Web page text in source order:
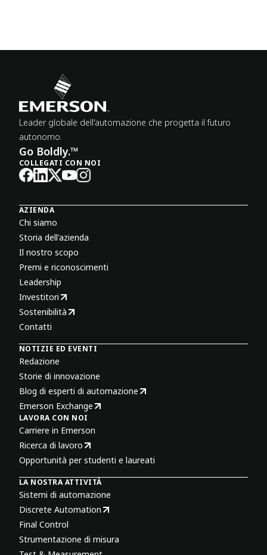
Leader globale dell'automazione che progetta il futuro
autonomo.
Go Boldly.™
COLLEGATI CON NOI
AZIENDA
Chi siamo
Storia dell'azienda
Il nostro scopo
Premi e riconoscimenti
Leadership
Investitori
Sostenibilità
Contatti
NOTIZIE ED EVENTI
Redazione
Storie di innovazione
Blog di esperti di automazione
Emerson Exchange
LAVORA CON NOI
Carriere in Emerson
Ricerca di lavoro
Opportunità per studenti e laureati
LA NOSTRA ATTIVITÀ
Sistemi di automazione
Discrete Automation
Final Control
Strumentazione di misura